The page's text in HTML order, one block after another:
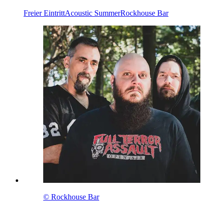
Freier EintrittAcoustic SummerRockhouse Bar
© Rockhouse Bar